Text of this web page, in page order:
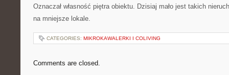
Oznaczał własność piętra obiektu. Dzisiaj mało jest takich
na mniejsze lokale.
CATEGORIES: MIKROKAWALERKI I COLIVING
Comments are closed.